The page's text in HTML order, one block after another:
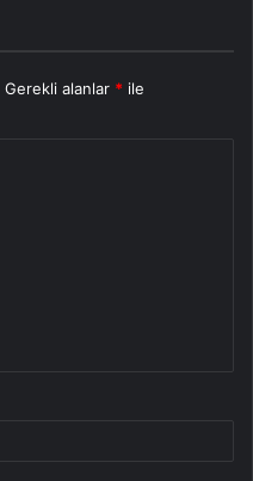
Gerekli alanlar * ile